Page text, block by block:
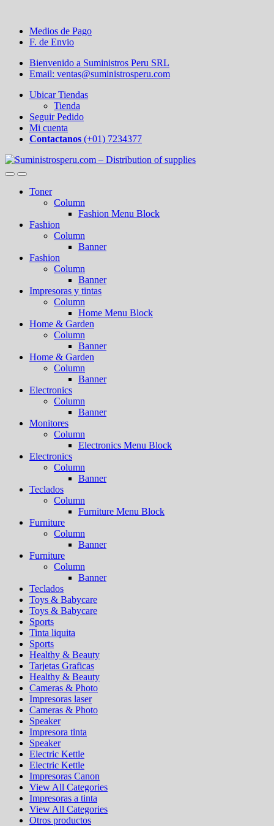
Medios de Pago
F. de Envio
Bienvenido a Suministros Peru SRL
Email: ventas@suministrosperu.com
Ubicar Tiendas
Tienda
Seguir Pedido
Mi cuenta
Contactanos (+01) 7234377
Toner
Column
Fashion Menu Block
Fashion
Column
Banner
Fashion
Column
Banner
Impresoras y tintas
Column
Home Menu Block
Home & Garden
Column
Banner
Home & Garden
Column
Banner
Electronics
Column
Banner
Monitores
Column
Electronics Menu Block
Electronics
Column
Banner
Teclados
Column
Furniture Menu Block
Furniture
Column
Banner
Furniture
Column
Banner
Teclados
Toys & Babycare
Toys & Babycare
Sports
Tinta liquita
Sports
Healthy & Beauty
Tarjetas Graficas
Healthy & Beauty
Cameras & Photo
Impresoras laser
Cameras & Photo
Speaker
Impresora tinta
Speaker
Electric Kettle
Electric Kettle
Impresoras Canon
View All Categories
Impresoras a tinta
View All Categories
Otros productos